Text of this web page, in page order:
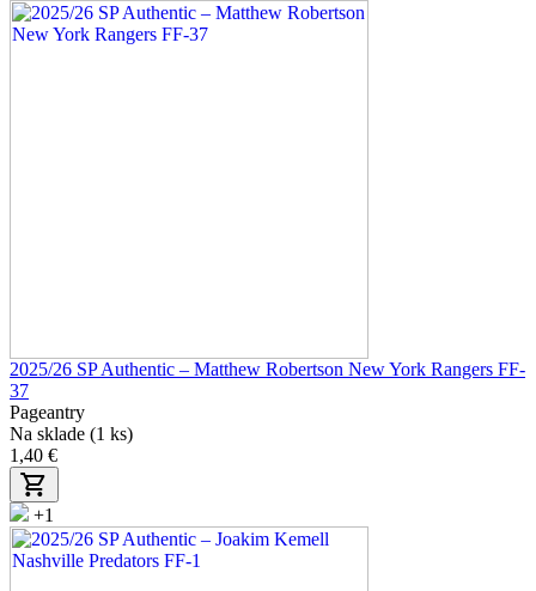
2025/26 SP Authentic – Matthew Robertson New York Rangers FF-
37
Pageantry
Na sklade (1 ks)
1,40 €
+1